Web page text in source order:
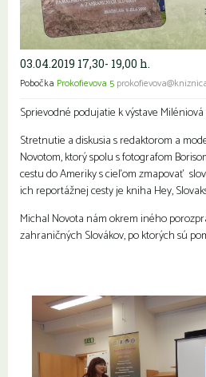
03.04.2019 17,30- 19,00 h.
Pobočka Prokofievova 5
Sprievodné podujatie k výstave
Stretnutie a diskusia s redaktorom a
Novotom, ktorý spolu s fotografom
cestu do Ameriky s cieľom zmapovať
ich reportážnej cesty je kniha Hey,
Michal Novota nám okrem iného
zahraničných Slovákov, po ktorých sú